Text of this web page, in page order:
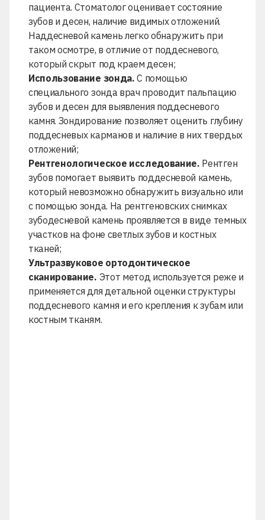
пациента. Стоматолог оценивает состояние
зубов и десен, наличие видимых отложений.
Наддесневой камень легко обнаружить при
таком осмотре, в отличие от поддесневого,
который скрыт под краем десен;
Использование зонда. С помощью
специального зонда врач проводит пальпацию
зубов и десен для выявления поддесневого
камня. Зондирование позволяет оценить глубину
поддесневых карманов и наличие в них твердых
отложений;
Рентгенологическое исследование. Рентген
зубов помогает выявить поддесневой камень,
который невозможно обнаружить визуально или
с помощью зонда. На рентгеновских снимках
зубодесневой камень проявляется в виде темных
участков на фоне светлых зубов и костных
тканей;
Ультразвуковое ортодонтическое
сканирование. Этот метод используется реже и
применяется для детальной оценки структуры
поддесневого камня и его крепления к зубам или
костным тканям.